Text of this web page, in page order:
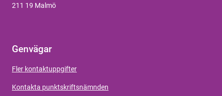
211 19 Malmö
Genvägar
Fler kontaktuppgifter
Kontakta punktskriftsnämnden